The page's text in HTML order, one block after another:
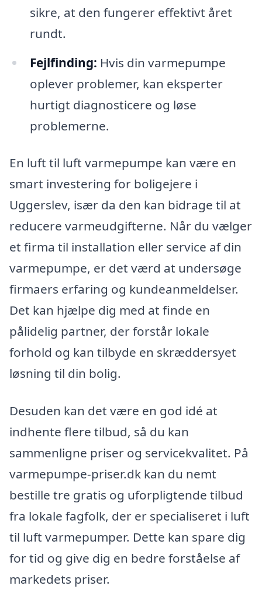
sikre, at den fungerer effektivt året
rundt.
Fejlfinding: Hvis din varmepumpe
oplever problemer, kan eksperter
hurtigt diagnosticere og løse
problemerne.
En luft til luft varmepumpe kan være en
smart investering for boligejere i
Uggerslev, især da den kan bidrage til at
reducere varmeudgifterne. Når du vælger
et firma til installation eller service af din
varmepumpe, er det værd at undersøge
firmaers erfaring og kundeanmeldelser.
Det kan hjælpe dig med at finde en
pålidelig partner, der forstår lokale
forhold og kan tilbyde en skræddersyet
løsning til din bolig.
Desuden kan det være en god idé at
indhente flere tilbud, så du kan
sammenligne priser og servicekvalitet. På
varmepumpe-priser.dk kan du nemt
bestille tre gratis og uforpligtende tilbud
fra lokale fagfolk, der er specialiseret i luft
til luft varmepumper. Dette kan spare dig
for tid og give dig en bedre forståelse af
markedets priser.